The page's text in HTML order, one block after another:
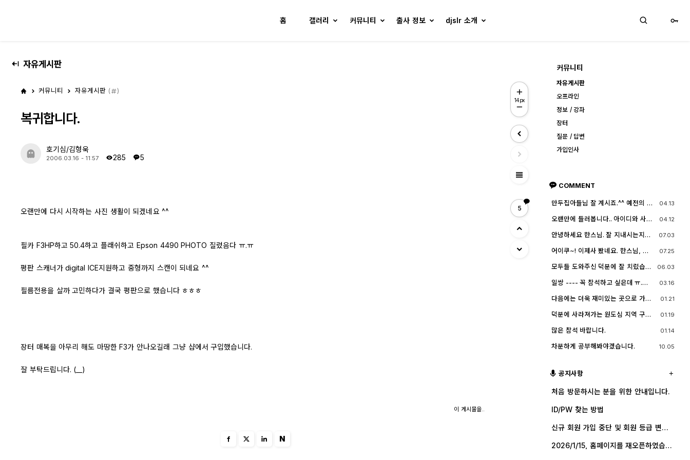
홈 갤러리 커뮤니티 출사 정보 djslr 소개
자유게시판
커뮤니티 자유게시판 ( )
복귀합니다.
호기심/김형욱
2006.03.16 - 11:57 285 5
오랜만에 다시 시작하는 사진 생활이 되겠네요 ^^
필카 F3HP하고 50.4하고 플래쉬하고 Epson 4490 PHOTO 질렀음다 ㅠ.ㅠ
평판 스캐너가 digital ICE지원하고 중형까지 스캔이 되네요 ^^
필름전용을 살까 고민하다가 결국 평판으로 했습니다 ㅎㅎㅎ
장터 매복을 아무리 해도 마땅한 F3가 안나오길래 그냥 샵에서 구입했습니다.
잘 부탁드립니다. (__)
이 게시물을..
N
14px
view_headline
5
커뮤니티
자유게시판
오프라인
정보 / 강좌
장터
질문 / 답변
가입인사
COMMENT
만두집아들님 잘 계시죠.^^ 예전의 그
기억이 납니다. ^^;; djslr 홈페이지 활
동 및 사진 활동이 예전 같지는 않지
만, 동호회 활동의 추억을 남길 겸 가
능한 계속 홈페이지를 유지할 예정입
요.^^
04.13
오랜만에 들러봅니다.. 아이디와 사진
네요^^.. 다들 잘 지내시죠? 제가 이곳
에서 활동할때 까마득했던 회원님들
이었는데 이제 제가 그 나이가 되버렸
습니다^^..
04.12
안녕하세요 한스님. 잘 지내시는지
시간이었습니다
07.03
어이쿠~! 이제사 봤네요. 한스님, 안
07.25
모두들 도와주신 덕분에 잘 치렀습니
06.03
일쌍 ---- 꼭 참석하고 싶은데 ㅠ.
다. (다음에 개인적으로 들리겠습니
다)
03.16
다음에는 더욱 재미있는 곳으로 가보
네요.
01.21
덕분에 사라져가는 원도심 지역 구경
01.19
많은 참석 바랍니다. 01.14
차분하게 공부해봐야겠습니다. 10.05
공지사항
처음 방문하시는 분을 위한 안내입니다.
ID/PW 찾는 방법
신규 회원 가입 중단 및 회원 등급 변경
2026/1/15, 홈페이지를 재오픈하였습니